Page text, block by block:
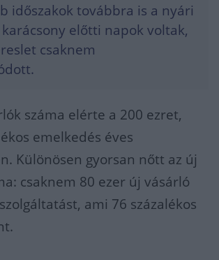
időszakok továbbra is a nyári
karácsony előtti napok voltak,
csaknem
száma elérte a 200 ezret,
emelkedés éves
Különösen gyorsan nőtt az új
csaknem 80 ezer új vásárló
ami 76 százalékos